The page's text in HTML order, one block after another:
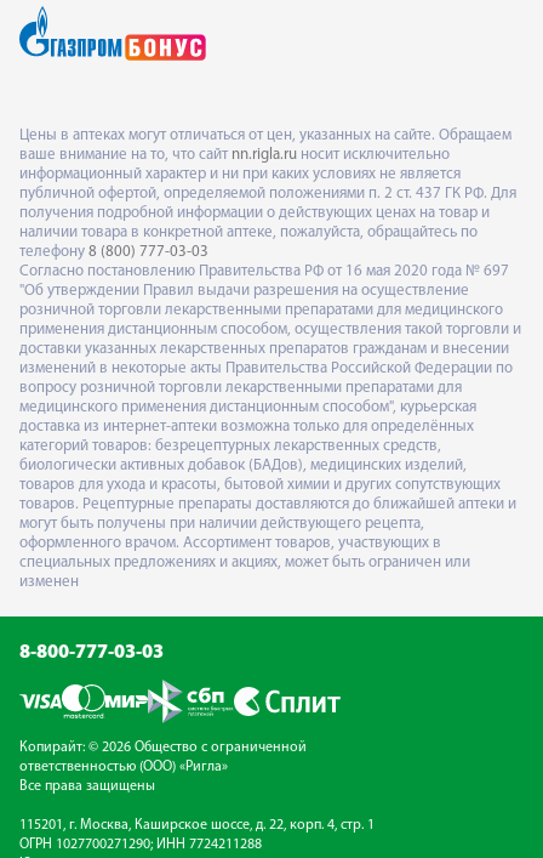
Цены в аптеках могут отличаться от цен, указанных на сайте. Обращаем
ваше внимание на то, что сайт nn.rigla.ru носит исключительно
информационный характер и ни при каких условиях не является
публичной офертой, определяемой положениями п. 2 ст. 437 ГК РФ. Для
получения подробной информации о действующих ценах на товар и
наличии товара в конкретной аптеке, пожалуйста, обращайтесь по
телефону 8 (800) 777-03-03
Согласно постановлению Правительства РФ от 16 мая 2020 года № 697
"Об утверждении Правил выдачи разрешения на осуществление
розничной торговли лекарственными препаратами для медицинского
применения дистанционным способом, осуществления такой торговли и
доставки указанных лекарственных препаратов гражданам и внесении
изменений в некоторые акты Правительства Российской Федерации по
вопросу розничной торговли лекарственными препаратами для
медицинского применения дистанционным способом", курьерская
доставка из интернет-аптеки возможна только для определённых
категорий товаров: безрецептурных лекарственных средств,
биологически активных добавок (БАДов), медицинских изделий,
товаров для ухода и красоты, бытовой химии и других сопутствующих
товаров. Рецептурные препараты доставляются до ближайшей аптеки и
могут быть получены при наличии действующего рецепта,
оформленного врачом. Ассортимент товаров, участвующих в
специальных предложениях и акциях, может быть ограничен или
изменен
8-800-777-03-03
Копирайт: © 2026 Общество с ограниченной
ответственностью (ООО) «Ригла»
Все права защищены
115201, г. Москва, Каширское шоссе, д. 22, корп. 4, стр. 1
ОГРН 1027700271290; ИНН 7724211288